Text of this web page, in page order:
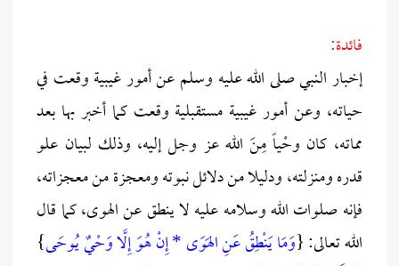
فائدة:
إخبار النبي صلى الله عليه وسلم عن أمور غيبية وقعت في
حياته، وعن أمور غيبية مستقبلية وقعت كما أخبر بها بعد
مماته، كان وحْياً مِنَ الله عز وجل إليه، وذلك لبيان علو
قدره ومنزلته، ودليلا من دلائل نبوته ومعجزة من معجزاته،
فإنه صلوات الله وسلامه عليه لا ينطق عن الهوى، كما قال
الله تعالى: {وَمَا يَنْطِقُ عَنِ الهَوَى * إِنْ هُوَ إِلَّا وَحْيٌ يُوحَى}